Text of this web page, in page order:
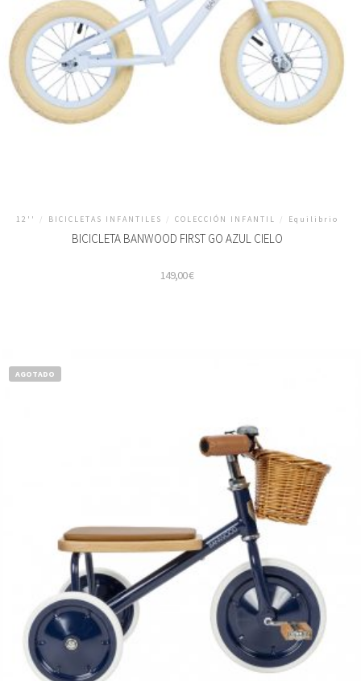
12'' / BICICLETAS INFANTILES / COLECCIÓN INFANTIL / Equilibrio
BICICLETA BANWOOD FIRST GO AZUL CIELO
149,00€
AGOTADO